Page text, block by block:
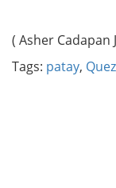
( Asher Cadapan
Tags: patay,